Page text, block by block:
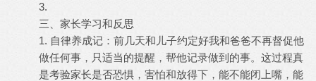
3.
三、家长学习和反思
1. 自律养成记：前几天和儿子约定好我和爸爸不再督促他
做任何事，只适当的提醒，帮他记录做到的事。这过程真
是考验家长是否恐惧，害怕和放得下，能不能闭上嘴，能